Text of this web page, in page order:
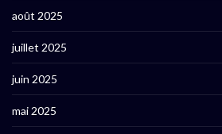
août 2025
juillet 2025
juin 2025
mai 2025